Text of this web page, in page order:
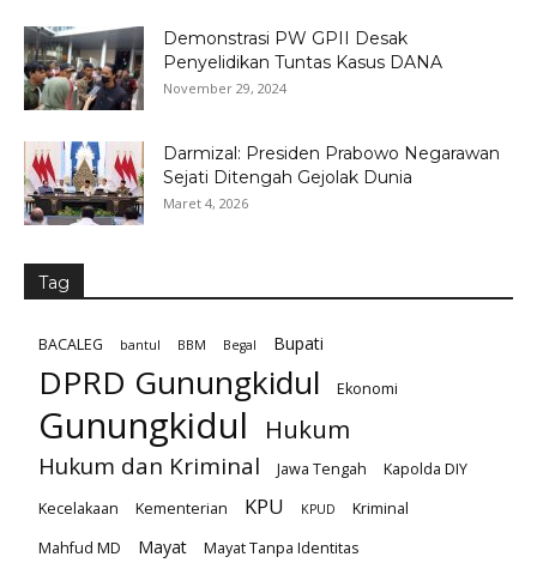
Demonstrasi PW GPII Desak
Penyelidikan Tuntas Kasus DANA
November 29, 2024
Darmizal: Presiden Prabowo Negarawan
Sejati Ditengah Gejolak Dunia
Maret 4, 2026
Tag
BACALEG bantul BBM Begal Bupati
DPRD Gunungkidul Ekonomi
Gunungkidul Hukum
Hukum dan Kriminal Jawa Tengah
Kapolda DIY
Kecelakaan
Kementerian KPU KPUD
Kriminal
Mahfud MD
Mayat
Mayat Tanpa Identitas